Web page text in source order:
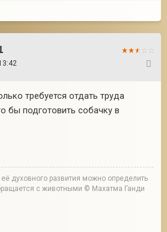
требуется отдать труда
бы подготовить собачку в
духовного развития можно определить
с животными © Махатма Ганди